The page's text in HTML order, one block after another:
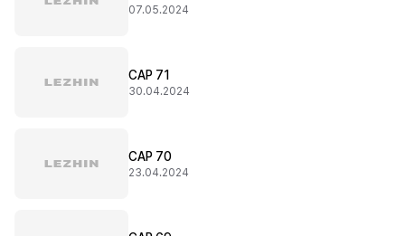
07.05.2024
CAP 71
30.04.2024
CAP 70
23.04.2024